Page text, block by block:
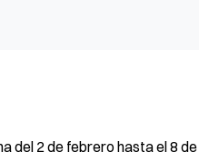
del 2 de febrero hasta el 8